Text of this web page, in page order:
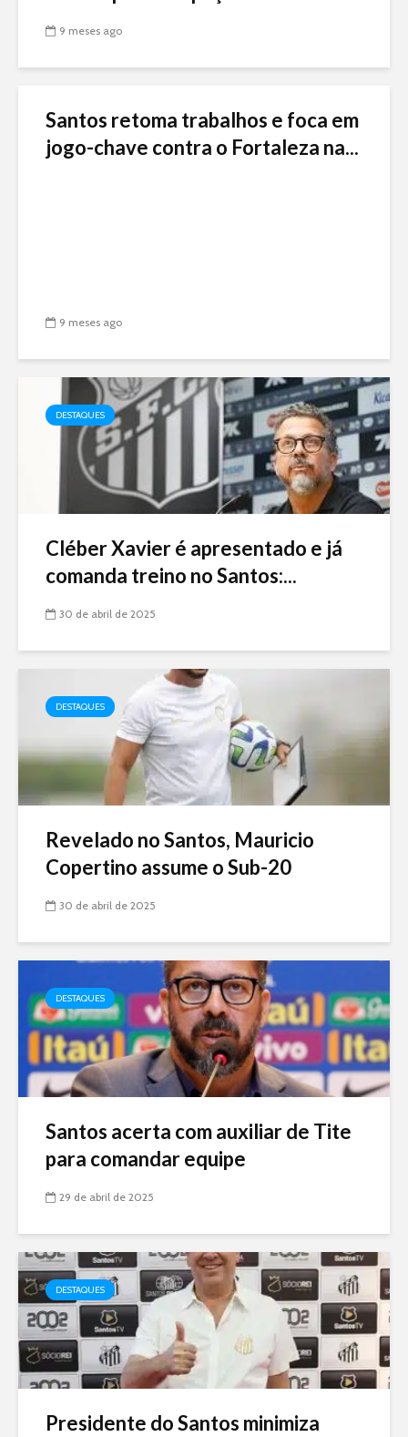
9 meses ago
Santos retoma trabalhos e foca em
jogo-chave contra o Fortaleza na...
9 meses ago
DESTAQUES
Cléber Xavier é apresentado e já
comanda treino no Santos:...
30 de abril de 2025
DESTAQUES
Revelado no Santos, Mauricio
Copertino assume o Sub-20
30 de abril de 2025
DESTAQUES
Santos acerta com auxiliar de Tite
para comandar equipe
29 de abril de 2025
DESTAQUES
Presidente do Santos minimiza